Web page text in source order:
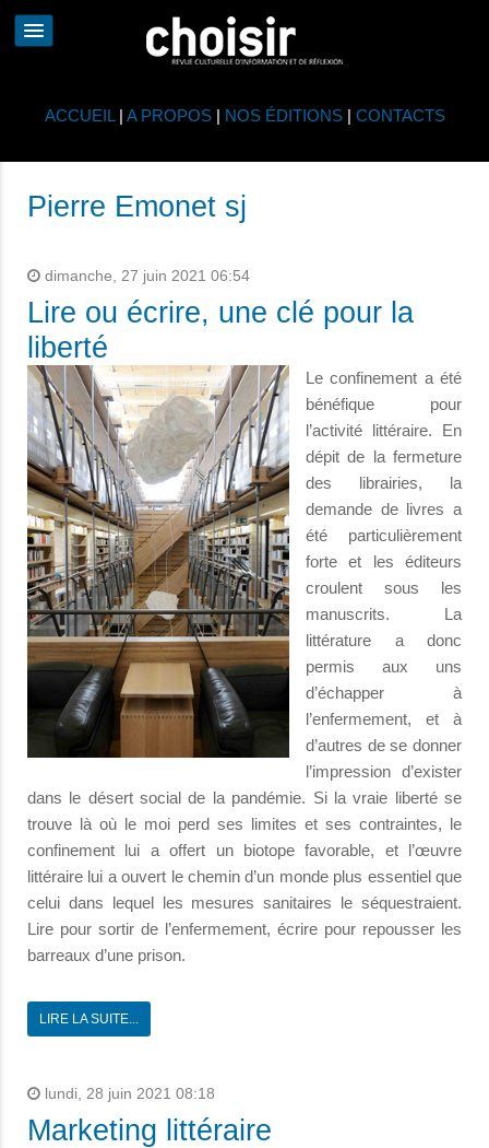
ACCUEIL | A PROPOS| NOS ÉDITIONS| CONTACTS
Pierre Emonet sj
dimanche, 27 juin 2021 06:54
Lire ou écrire, une clé pour la
liberté
Le confinement a été
bénéfique pour
l’activité littéraire. En
dépit de la fermeture
des librairies, la
demande de livres a
été particulièrement
forte et les éditeurs
croulent sous les
manuscrits. La
littérature a donc
permis aux uns
d’échapper à
l’enfermement, et à
d’autres de se donner
l’impression d’exister
dans le désert social de la pandémie. Si la vraie liberté se
trouve là où le moi perd ses limites et ses contraintes, le
confinement lui a offert un biotope favorable, et l’œuvre
littéraire lui a ouvert le chemin d’un monde plus essentiel que
celui dans lequel les mesures sanitaires le séquestraient.
Lire pour sortir de l’enfermement, écrire pour repousser les
barreaux d’une prison.
LIRE LA SUITE...
lundi, 28 juin 2021 08:18
Marketing littéraire